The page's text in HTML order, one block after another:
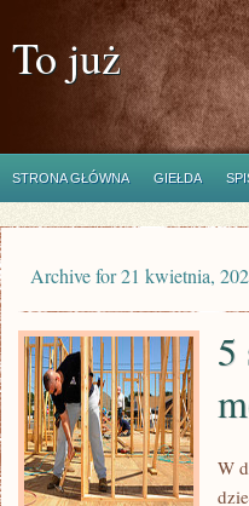
To już
STRONA GŁÓWNA GIEŁDA
Archive for 21 kwietnia,
5
W